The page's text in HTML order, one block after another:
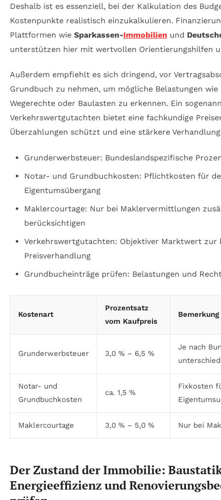
Deshalb ist es essenziell, bei der Kalkulation des
Kostenpunkte realistisch einzukalkulieren.
Plattformen wie Sparkassen-Immobilien und
unterstützen hier mit wertvollen Orientierungshilfen
Außerdem empfiehlt es sich dringend, vor
Grundbuch zu nehmen, um mögliche Belastungen
Wegerechte oder Baulasten zu erkennen. Ein
Verkehrswertgutachten bietet eine fachkundige
Überzahlungen schützt und eine stärkere
Grunderwerbsteuer: Bundeslandspezifische
Notar- und Grundbuchkosten: Pflichtkosten für
Eigentumsübergang
Maklercourtage: Nur bei Maklervermittlungen
berücksichtigen
Verkehrswertgutachten: Objektiver Marktwert zur
Preisverhandlung
Grundbucheinträge prüfen: Belastungen und
Kostenart
Prozentsatz
vom Kaufpreis
Bemerkung
Grunderwerbsteuer 3,0 % – 6,5 %
Je nach
Notar- und
Grundbuchkosten
ca. 1,5 %
Fixkosten
Maklercourtage 3,0 % – 5,0 % Nur bei
Der Zustand der Immobilie:
Energieeffizienz und